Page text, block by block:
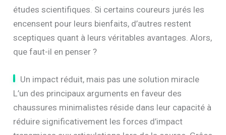
études scientifiques. Si certains coureurs jurés les
encensent pour leurs bienfaits, d’autres restent
sceptiques quant à leurs véritables avantages. Alors,
que faut-il en penser ?
Un impact réduit, mais pas une solution miracle
L’un des principaux arguments en faveur des
chaussures minimalistes réside dans leur capacité à
réduire significativement les forces d’impact